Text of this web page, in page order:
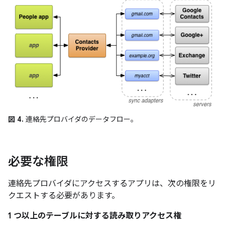
図 4. 連絡先プロバイダのデータフロー。
必要な権限
連絡先プロバイダにアクセスするアプリは、次の権限をリ
クエストする必要があります。
1 つ以上のテーブルに対する読み取りアクセス権